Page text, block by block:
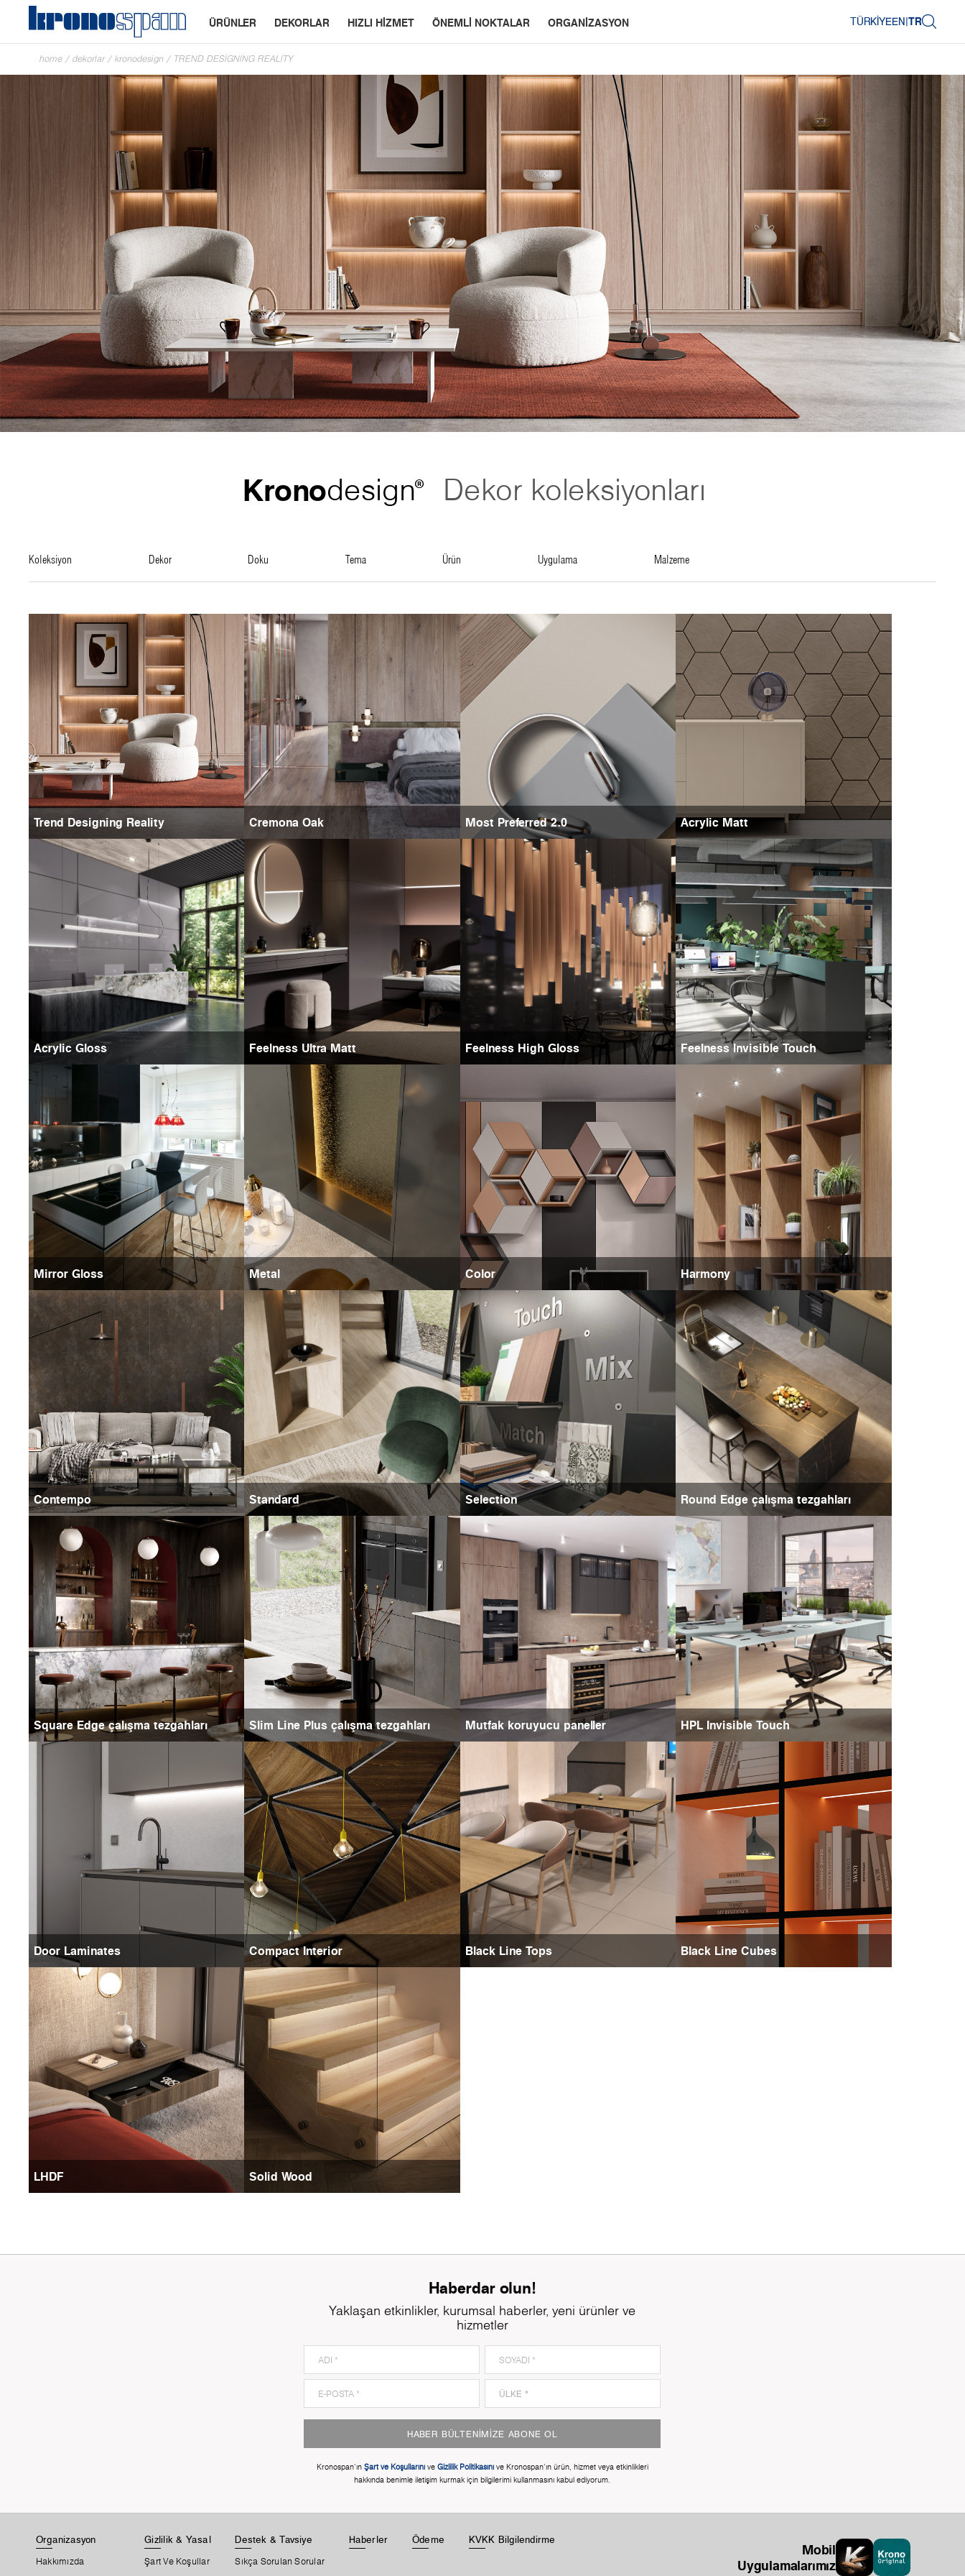
ÜRÜNLER DEKORLAR HIZLI HIZMET ÖNEMLI NOKTALAR ORGANİZASYON TÜRKIYEEN|TR
home / dekorlar / kronodesign / TREND DESIGNING REALITY
Kronodesign® Dekor koleksiyonları
koleksiyon dekor doku tema ürün uygulama malzeme
Trend Designing Reality Cremona Oak Most Preferred 2.0 Acrylic Matt
Acrylic Gloss Feelness Ultra Matt Feelness High Gloss Feelness Invisible Touch
Mirror Gloss Metal Color Harmony
Contempo Standard Selection Round Edge çalışma tezgahları
Square Edge çalışma tezgahları Slim Line Plus çalışma tezgahları Mutfak koruyucu paneller HPL Invisible Touch
Door Laminates Compact Interior Black Line Tops Black Line Cubes
LHDF Solid Wood
Haberdar olun!
Yaklaşan etkinlikler, kurumsal haberler, yeni ürünler ve
hizmetler
HABER BÜLTENIMIZE ABONE OL
Kronospan'ın Şart ve Koşullarınıve Gizlilik Politikasınıve Kronospan'ın ürün, hizmet veya etkinlikleri
hakkında benimle iletişim kurmak için bilgilerimi kullanmasını kabul ediyorum.
Organizasyon
Hakkımızda
Gizlilik & Yasal
Şart Ve Koşullar
Destek & Tavsiye
Sıkça Sorulan Sorular
Haberler Ödeme KVKK Bilgilendirme
Mobil
Uygulamalarımız